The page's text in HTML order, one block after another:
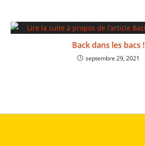
Back dans les bacs !
septembre 29, 2021